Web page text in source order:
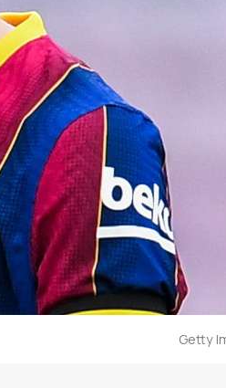
Getty